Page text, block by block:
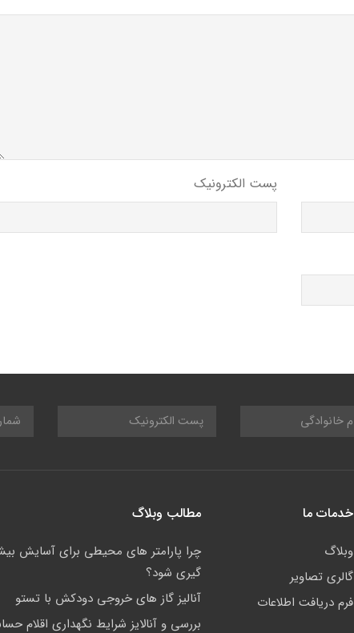
پست الکترونیک
خدمات ما
وبلاگ
گالری تصاویر
فرم دریافت اطلاعات
مطالب وبلاگ
چرا پارامتر های محیطی برای آسایش
گیری شود؟
آنالیز گاز های خروجی دودکش با تستو
بررسی و آنالایز شرایط نگهداری اقلام